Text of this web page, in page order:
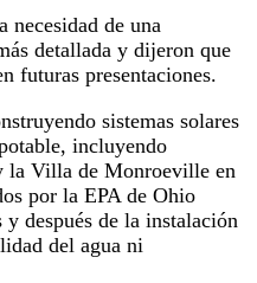
necesidad de una
detallada y dijeron que
futuras presentaciones.
sistemas solares
incluyendo
la Villa de Monroeville en
por la EPA de Ohio
después de la instalación
del agua ni